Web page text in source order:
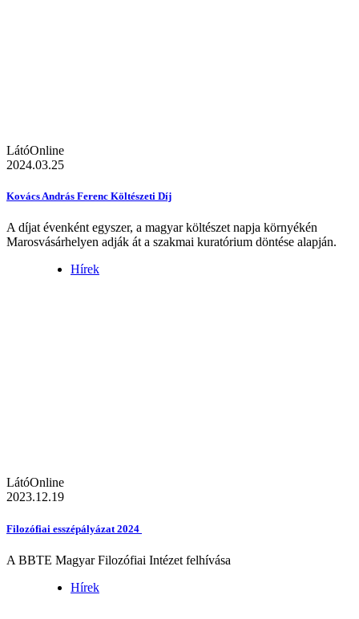
LátóOnline
2024.03.25
Kovács András Ferenc Költészeti Díj
A díjat évenként egyszer, a magyar költészet napja környékén
Marosvásárhelyen adják át a szakmai kuratórium döntése alapján.
Hírek
LátóOnline
2023.12.19
Filozófiai esszépályázat 2024
A BBTE Magyar Filozófiai Intézet felhívása
Hírek